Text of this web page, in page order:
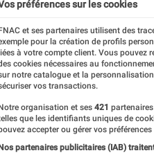
865+
préférences sur les cookies
et ses partenaires utilisent des
pour la création de profils
liées à votre compte client. Vous pouvez
cookies nécessaires au
notre catalogue et la
vos transactions.
organisation et ses 421
que les identifiants uniques de
accepter ou gérer vos
Nos partenaires publicitaires (IAB)